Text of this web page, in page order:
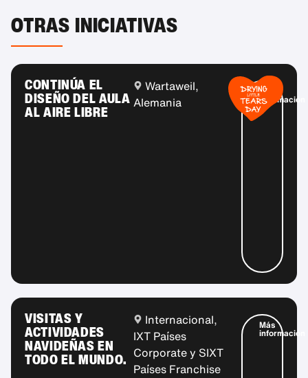
OTRAS INICIATIVAS
CONTINÚA EL
DISEÑO DEL AULA
AL AIRE LIBRE
Wartaweil,
Alemania
Más
información
VISITAS Y
ACTIVIDADES
NAVIDEÑAS EN
TODO EL MUNDO.
Internacional,
IXT Países
Corporate y SIXT
Países Franchise
Más
información